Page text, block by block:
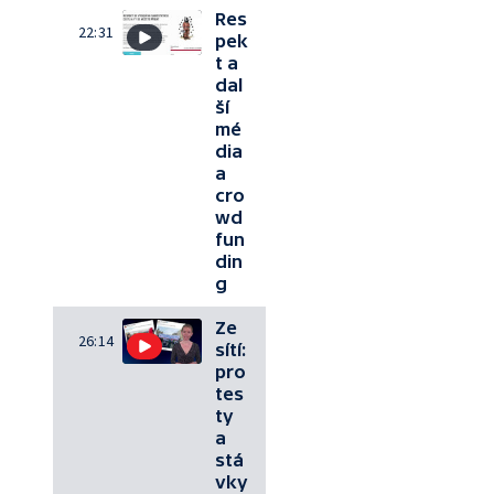
22:31
Res
pek
t a
dal
ší
mé
dia
a
cro
wd
fun
din
g
26:14
Ze
sítí:
pro
tes
ty
a
stá
vky